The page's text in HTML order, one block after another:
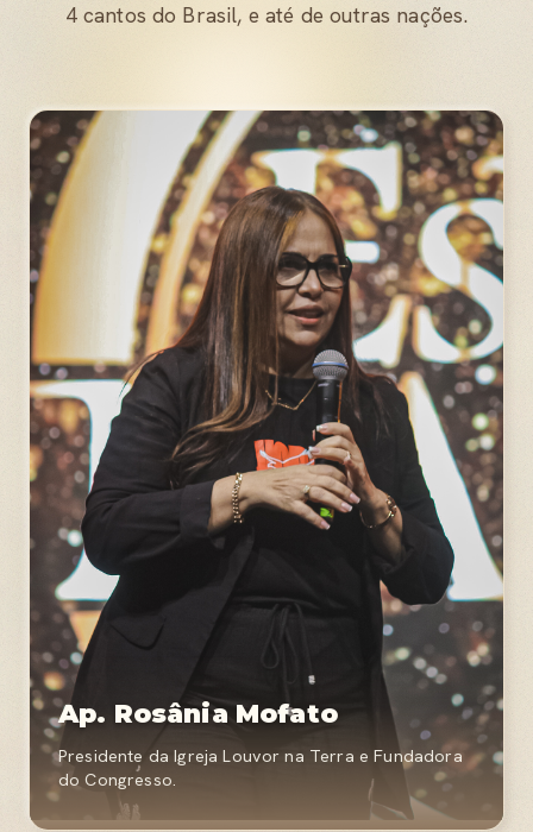
4 cantos do Brasil, e até de outras nações.
Ap. Rosânia Mofato
Presidente da Igreja Louvor na Terra e Fundadora
do Congresso.